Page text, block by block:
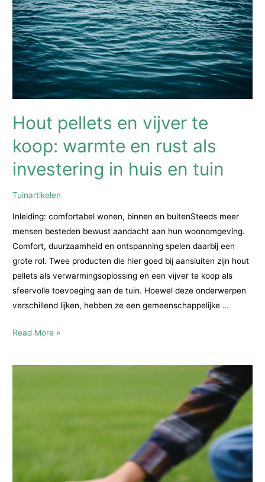
de
basis
voor
een
gezond
leven
Hout pellets en vijver te
koop: warmte en rust als
investering in huis en tuin
Tuinartikelen
Inleiding: comfortabel wonen, binnen en buitenSteeds meer
mensen besteden bewust aandacht aan hun woonomgeving.
Comfort, duurzaamheid en ontspanning spelen daarbij een
grote rol. Twee producten die hier goed bij aansluiten zijn hout
pellets als verwarmingsoplossing en een vijver te koop als
sfeervolle toevoeging aan de tuin. Hoewel deze onderwerpen
verschillend lijken, hebben ze een gemeenschappelijke …
Hout
Read More »